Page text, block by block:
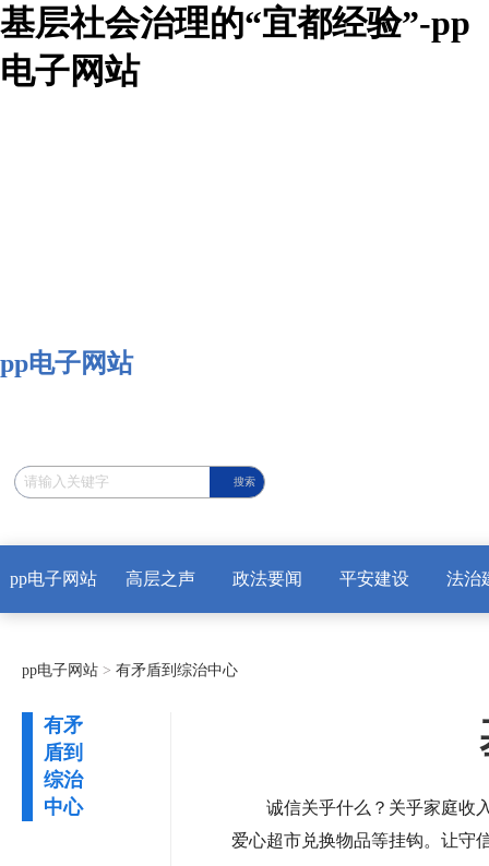
基层社会治理的“宜都经验”-pp
电子网站
pp电子网站
搜索
pp电子网站 高层之声 政法要闻 平安建设 法治
pp电子网站 > 有矛盾到综治中心
有矛
盾到
综治
中心
诚信关乎什么？关乎家庭收
爱心超市兑换物品等挂钩。让守